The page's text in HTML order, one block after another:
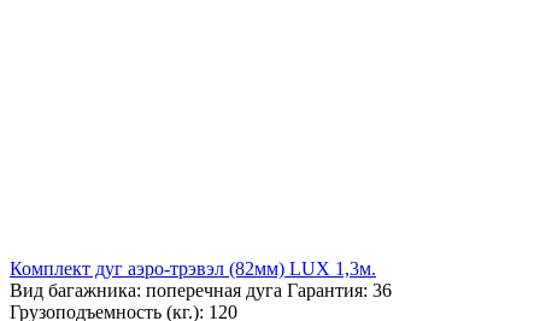
Комплект дуг аэро-трэвэл (82мм) LUX 1,3м.
Вид багажника: поперечная дуга Гарантия: 36
Грузоподъемность (кг.): 120